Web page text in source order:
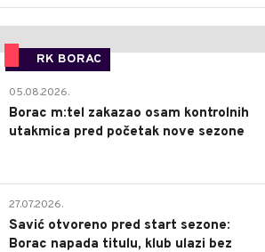
RK BORAC
05.08.2026.
Borac m:tel zakazao osam kontrolnih
utakmica pred početak nove sezone
27.07.2026.
Savić otvoreno pred start sezone:
Borac napada titulu, klub ulazi bez